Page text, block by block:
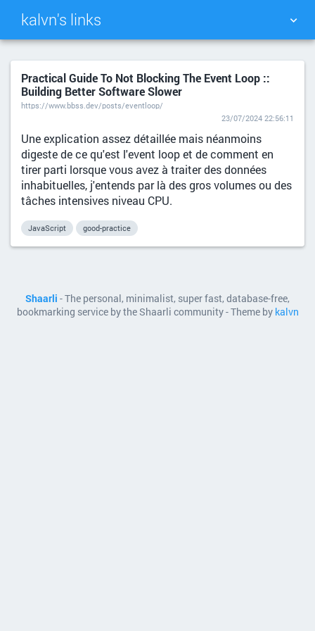
kalvn's links
TAG CLOUD PICTURE WALL
DAILY
Practical Guide To Not Blocking The Event Loop ::
Building Better Software Slower
https://www.bbss.dev/posts/eventloop/
23/07/2024 22:56:11
Une explication assez détaillée mais néanmoins
digeste de ce qu'est l'event loop et de comment en
tirer parti lorsque vous avez à traiter des données
inhabituelles, j'entends par là des gros volumes ou des
tâches intensives niveau CPU.
JavaScript good-practice
Shaarli - The personal, minimalist, super fast, database-free,
bookmarking service by the Shaarli community - Theme by kalvn